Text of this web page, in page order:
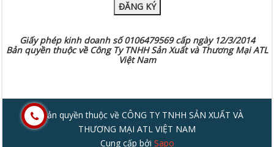
ĐĂNG KÝ
Giấy phép kinh doanh số 0106479569 cấp ngày 12/3/2014
Bản quyền thuộc về Công Ty TNHH Sản Xuất và Thương Mại ATL
Việt Nam
© Bản quyền thuộc về CÔNG TY TNHH SẢN XUẤT VÀ
THƯƠNG MẠI ATL VIỆT NAM
Cung cấp bởi Sapo